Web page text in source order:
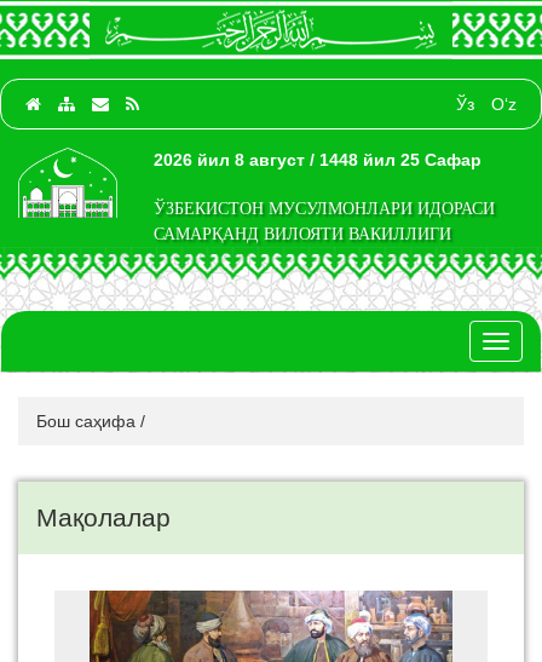
Ўз O‘z
2026 йил 8 август / 1448 йил 25 Сафар
ЎЗБЕКИСТОН МУСУЛМОНЛАРИ ИДОРАСИ
САМАРҚАНД ВИЛОЯТИ ВАКИЛЛИГИ
Бош саҳифа /
Мақолалар